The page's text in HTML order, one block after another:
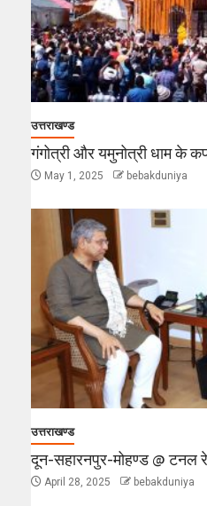
उत्तराखण्ड
गंगोत्री और यमुनोत्री धाम के
May 1, 2025 bebakduniya
उत्तराखण्ड
दून-सहारनपुर-मोहण्ड @ टनल
April 28, 2025 bebakduniya